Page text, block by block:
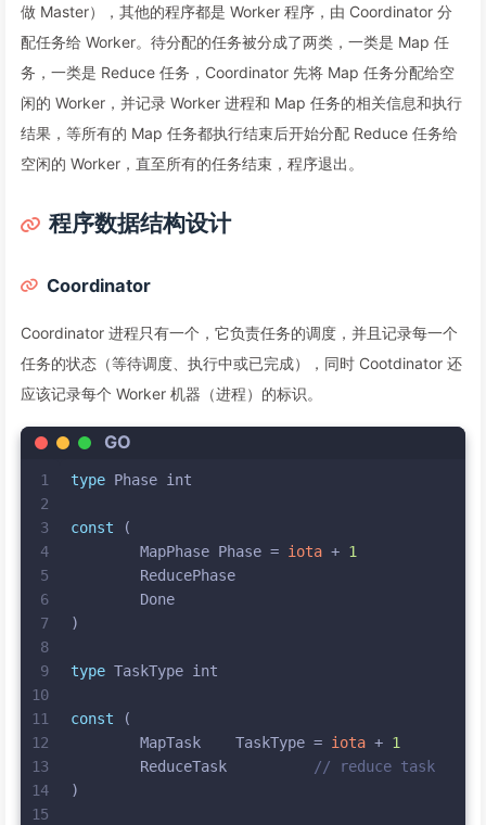
做 Master），其他的程序都是 Worker 程序，由 Coordinator 分
配任务给 Worker。待分配的任务被分成了两类，一类是 Map 任
务，一类是 Reduce 任务，Coordinator 先将 Map 任务分配给空
闲的 Worker，并记录 Worker 进程和 Map 任务的相关信息和执行
结果，等所有的 Map 任务都执行结束后开始分配 Reduce 任务给
空闲的 Worker，直至所有的任务结束，程序退出。
程序数据结构设计
Coordinator
Coordinator 进程只有一个，它负责任务的调度，并且记录每一个
任务的状态（等待调度、执行中或已完成），同时 Cootdinator 还
应该记录每个 Worker 机器（进程）的标识。
GO
1
2
3
4
5
6
7
8
9
10
11
12
13
14
15
type Phase int
const (
	MapPhase Phase =
iota + 1
	ReducePhase
	Done
)
type TaskType int
const (
	MapTask    TaskType =
iota + 1
	ReduceTask
// reduce task
)